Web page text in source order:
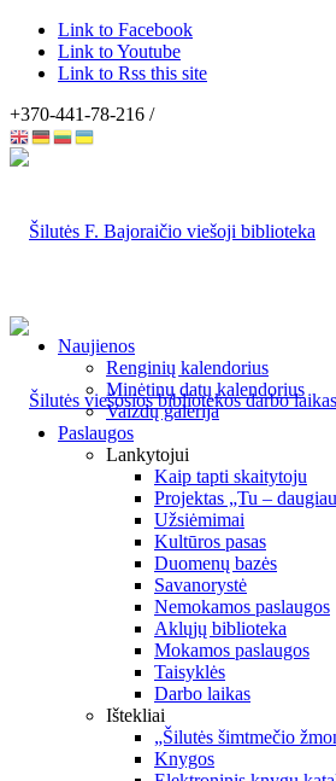
Link to Facebook
Link to Youtube
Link to Rss this site
+370-441-78-216 /
Naujienos
Renginių kalendorius
Minėtinų datų kalendorius
Vaizdų galerija
Paslaugos
Lankytojui
Kaip tapti skaitytoju
Projektas „Tu –
Užsiėmimai
Kultūros pasas
Duomenų bazės
Savanorystė
Nemokamos paslaugos
Aklųjų biblioteka
Mokamos paslaugos
Taisyklės
Darbo laikas
Ištekliai
„Šilutės šimtmečio
Knygos